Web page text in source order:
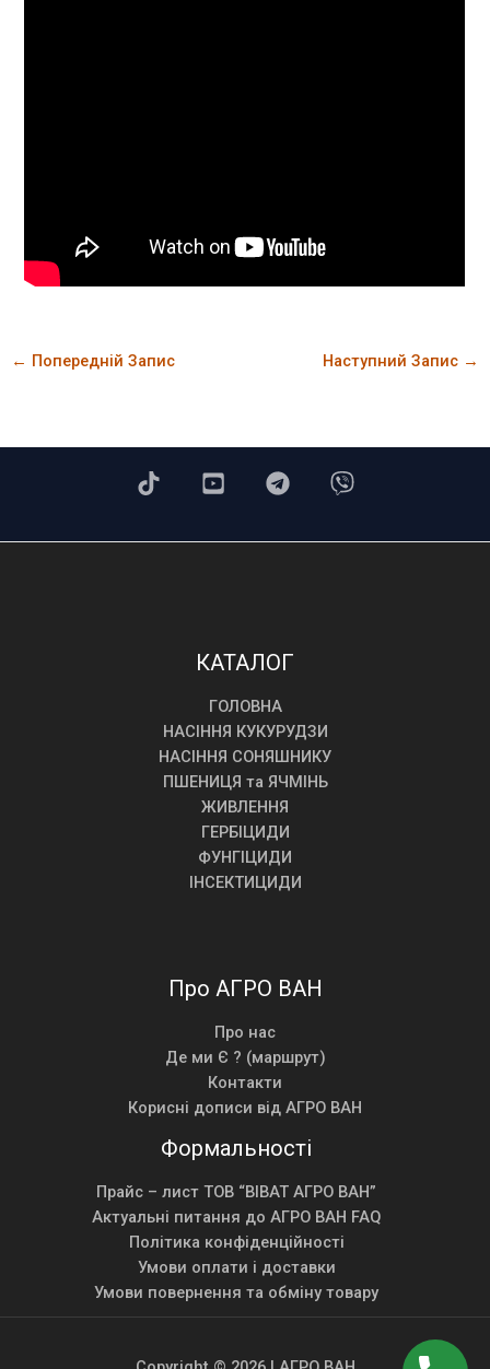
← Попередній Запис Наступний Запис →
КАТАЛОГ
ГОЛОВНА
НАСІННЯ КУКУРУДЗИ
НАСІННЯ СОНЯШНИКУ
ПШЕНИЦЯ та ЯЧМІНЬ
ЖИВЛЕННЯ
ГЕРБІЦИДИ
ФУНГІЦИДИ
ІНСЕКТИЦИДИ
Про АГРО ВАН
Про нас
Де ми Є ? (маршрут)
Контакти
Корисні дописи від АГРО ВАН
Формальності
Прайс – лист ТОВ “ВІВАТ АГРО ВАН”
Актуальні питання до АГРО ВАН FAQ
Політика конфіденційності
Умови оплати і доставки
Умови повернення та обміну товару